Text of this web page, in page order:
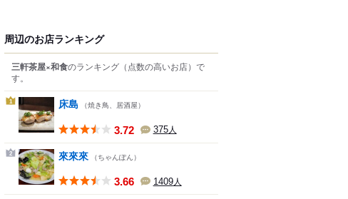
周辺のお店ランキング
三軒茶屋×和食のランキング （点数の高いお店） で
す。
1 床島 （焼き鳥、居酒屋）
3.72 375人
2 來來來 （ちゃんぽん）
3.66 1409人